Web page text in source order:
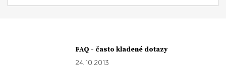
FAQ - často kladené dotazy
24. 10. 2013